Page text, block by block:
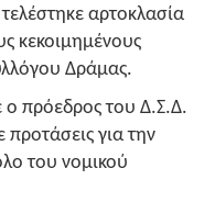
αρτοκλασία
κεκοιμημένους
Δράμας.
ο πρόεδρος του Δ.Σ.Δ.
προτάσεις για την
του νομικού